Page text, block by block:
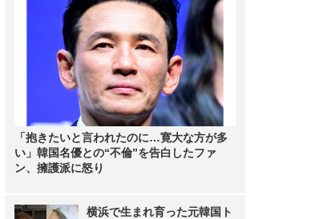
「抱きたいと言われたのに…寛大な方が多
い」韓国名優との“不倫”を告白したファ
ン、擁護派に怒り
横浜で生まれ育った元韓国ト